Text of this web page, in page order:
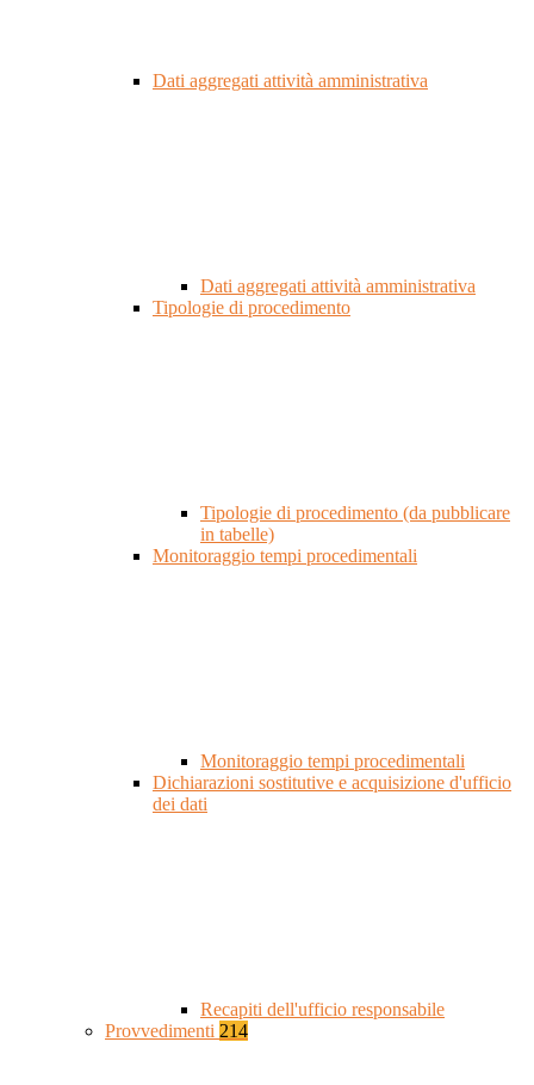
Dati aggregati attività amministrativa
Dati aggregati attività amministrativa
Tipologie di procedimento
Tipologie di procedimento (da pubblicare
in tabelle)
Monitoraggio tempi procedimentali
Monitoraggio tempi procedimentali
Dichiarazioni sostitutive e acquisizione d'ufficio
dei dati
Recapiti dell'ufficio responsabile
Provvedimenti 214